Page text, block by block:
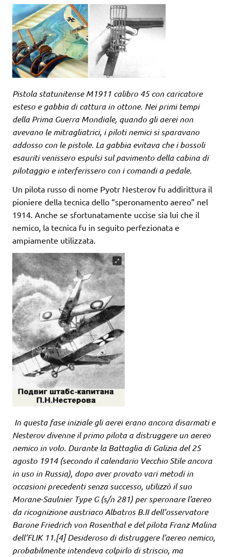
Pistola statunitense M1911 calibro 45 con caricatore
esteso e gabbia di cattura in ottone. Nei primi tempi
della Prima Guerra Mondiale, quando gli aerei non
avevano le mitragliatrici, i piloti nemici si sparavano
addosso con le pistole. La gabbia evitava che i bossoli
esauriti venissero espulsi sul pavimento della cabina di
pilotaggio e interferissero con i comandi a pedale.
Un pilota russo di nome Pyotr Nesterov fu addirittura il
pioniere della tecnica dello “speronamento aereo” nel
1914. Anche se sfortunatamente uccise sia lui che il
nemico, la tecnica fu in seguito perfezionata e
ampiamente utilizzata.
In questa fase iniziale gli aerei erano ancora disarmati e
Nesterov divenne il primo pilota a distruggere un aereo
nemico in volo. Durante la Battaglia di Galizia del 25
agosto 1914 (secondo il calendario Vecchio Stile ancora
in uso in Russia), dopo aver provato vari metodi in
occasioni precedenti senza successo, utilizzò il suo
Morane-Saulnier Type G (s/n 281) per speronare l’aereo
da ricognizione austriaco Albatros B.II dell’osservatore
Barone Friedrich von Rosenthal e del pilota Franz Malina
dell’FLIK 11.[4] Desideroso di distruggere l’aereo nemico,
probabilmente intendeva colpirlo di striscio, ma